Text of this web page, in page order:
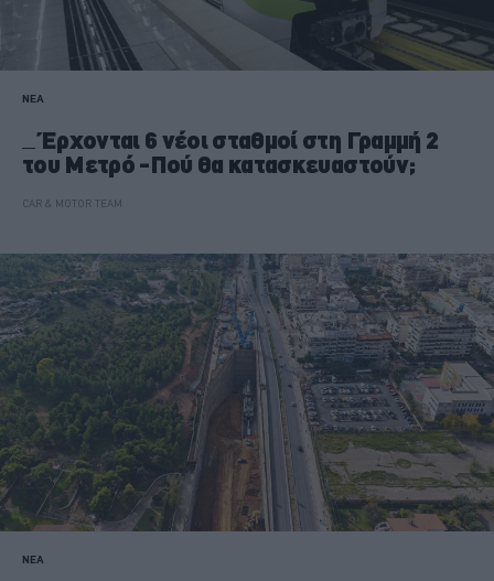
ΝΕΑ
Έρχονται 6 νέοι σταθμοί στη Γραμμή 2
του Μετρό -Πού θα κατασκευαστούν;
CAR & MOTOR TEAM
ΝΕΑ